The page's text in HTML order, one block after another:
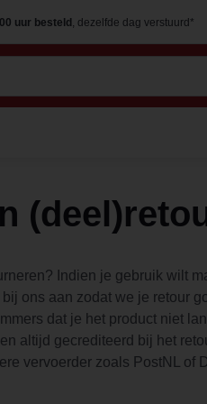
uur besteld , dezelfde dag verstuurd*
Indien je gebruik wilt
ons aan zodat we je retour
dat je het product niet
altijd gecrediteerd bij het
vervoerder zoals PostNL of